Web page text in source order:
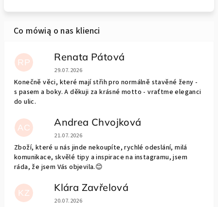
RP Renata Pátová
Ocena sklepu to 5 na 5 gwiazdek.
29.07.2026
Konečně věci, které mají střih pro normálně stavěné ženy -
s pasem a boky. A děkuji za krásné motto - vraťtme eleganci
do ulic.
AC Andrea Chvojková
Ocena sklepu to 5 na 5 gwiazdek.
21.07.2026
Zboží, které u nás jinde nekoupíte, rychlé odeslání, milá
komunikace, skvělé tipy a inspirace na instagramu, jsem
ráda, že jsem Vás objevila.😊
KZ Klára Zavřelová
Ocena sklepu to 5 na 5 gwiazdek.
20.07.2026